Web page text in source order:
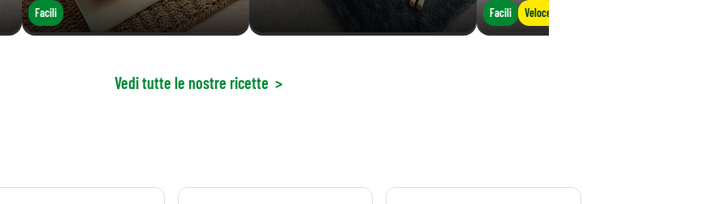
Facili Facili Veloce
Vedi tutte le nostre ricette >